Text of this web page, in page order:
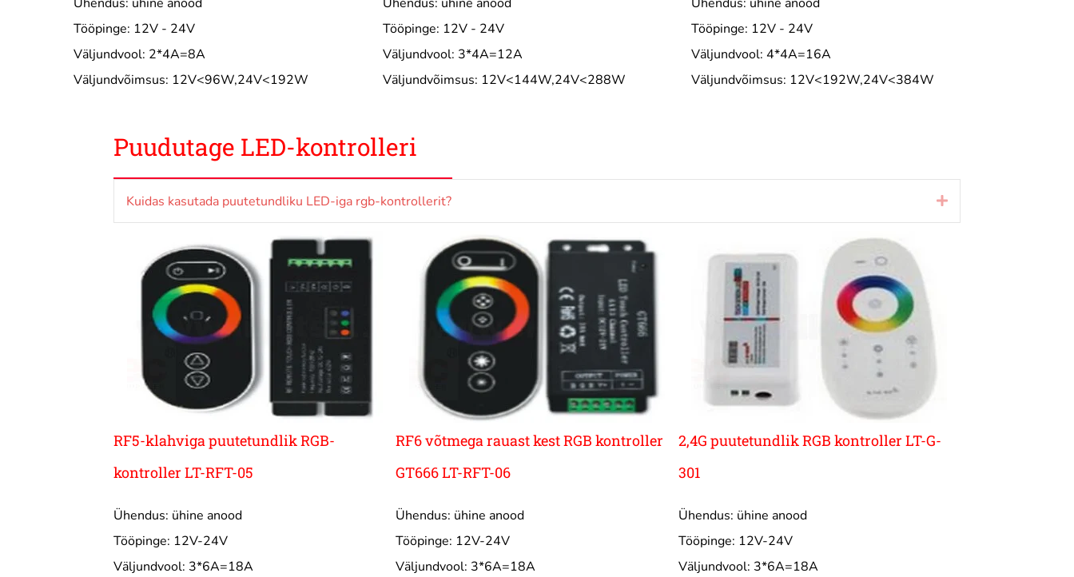
Tööpinge: 12V - 24V
Väljundvool: 2*4A=8A
Väljundvõimsus: 12V<96W,24V<192W
Tööpinge: 12V - 24V
Väljundvool: 3*4A=12A
Väljundvõimsus: 12V<144W,24V<288W
Tööpinge: 12V - 24V
Väljundvool: 4*4A=16A
Väljundvõimsus: 12V<192W,24V<384W
Puudutage LED-kontrolleri
Kuidas kasutada puutetundliku LED-iga rgb-kontrollerit? Laienda
RF5-klahviga puutetundlik RGB-
kontroller LT-RFT-05
Ühendus: ühine anood
Tööpinge: 12V-24V
Väljundvool: 3*6A=18A
RF6 võtmega rauast kest RGB kontroller
GT666 LT-RFT-06
Ühendus: ühine anood
Tööpinge: 12V-24V
Väljundvool: 3*6A=18A
2,4G puutetundlik RGB kontroller LT-G-
301
Ühendus: ühine anood
Tööpinge: 12V-24V
Väljundvool: 3*6A=18A